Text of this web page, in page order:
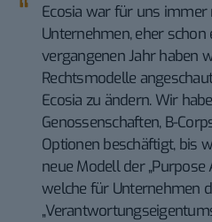
Ecosia war für uns
Unternehmen, eher schon
vergangenen Jahr haben
Rechtsmodelle
Ecosia zu ändern. Wir
Genossenschaften, B-
Optionen beschäftigt, bis
neue Modell der „Purpose
welche für Unternehmen